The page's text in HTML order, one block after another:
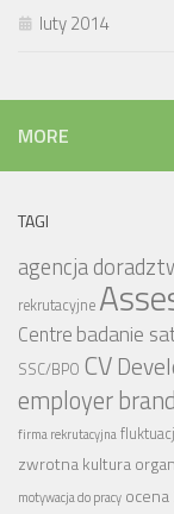
luty 2014
MORE
TAGI
agencja
rekrutacyjne
Centre badanie
SSC/BPO CV
employer
firma rekrutacyjna
zwrotnakultura
motywacja do pracy